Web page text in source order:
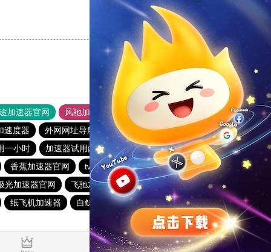
支持
加速器官网 风驰加速器
旋风加速器
速度器
外网网址导航 软件中心 雷霆加速
狂飙加速器
一小时
加速器试用两小时 大机场加速器
outline
香蕉加速器官网
twitter加速器 outline
黑豹加速器
光加速器官网
飞驰加速器 黑洞官网
免费跨墙软件
纸飞机加速器
白鲸加速官方正版 免费vqn加速